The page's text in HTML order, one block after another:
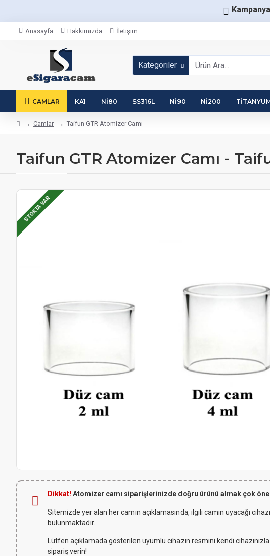
Anasayfa Hakkımızda İletişim
Kategoriler
CAMLAR KA1 NI80 SS316L NI90 NI200
Camlar Taifun GTR Atomizer Camı
Taifun GTR Atomizer Camı -
STOKTA VAR
Dikkat! Atomizer camı siparişlerinizde doğru ürünü almak çok
Sitemizde yer alan her camın açıklamasında, ilgili camın uyacağı
bulunmaktadır.
Lütfen açıklamada gösterilen uyumlu cihazın resmini kendi cihazınızla
sipariş verin!